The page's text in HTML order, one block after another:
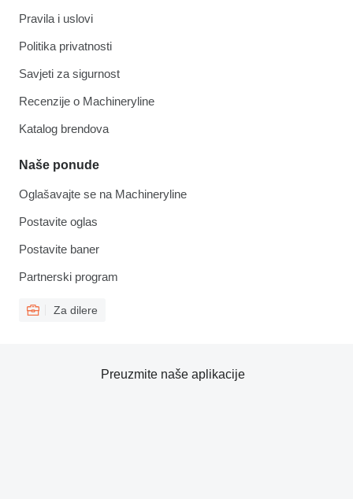
Pravila i uslovi
Politika privatnosti
Savjeti za sigurnost
Recenzije o Machineryline
Katalog brendova
Naše ponude
Oglašavajte se na Machineryline
Postavite oglas
Postavite baner
Partnerski program
Za dilere
Preuzmite naše aplikacije